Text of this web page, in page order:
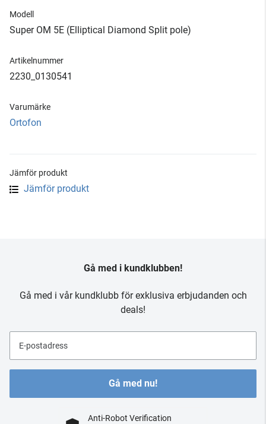
Modell
Super OM 5E (Elliptical Diamond Split pole)
Artikelnummer
2230_0130541
Varumärke
Ortofon
Jämför produkt
Jämför produkt
Gå med i kundklubben!
Gå med i vår kundklubb för exklusiva erbjudanden och
deals!
E-postadress
Gå med nu!
Anti-Robot Verification